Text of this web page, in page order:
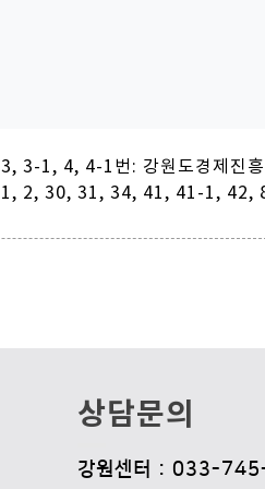
3, 3-1, 4, 4-1번: 강원도경제진
1, 2, 30, 31, 34, 41, 41-1, 42,
상담문의
강원센터 : 033-